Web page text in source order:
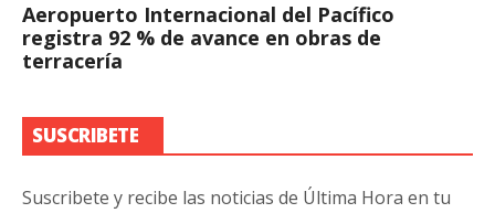
Aeropuerto Internacional del Pacífico
registra 92 % de avance en obras de
terracería
SUSCRIBETE
Suscribete y recibe las noticias de Última Hora en tu